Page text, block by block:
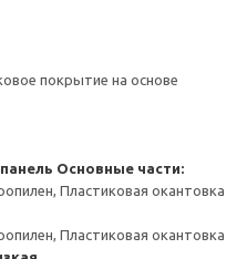
покрытие на основе
Основные части:
Пластиковая окантовка
Пластиковая окантовка